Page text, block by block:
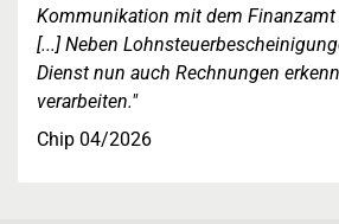
Kommunikation mit dem
[...] Neben
Dienst nun auch Rechnungen
verarbeiten."
Chip 04/2026